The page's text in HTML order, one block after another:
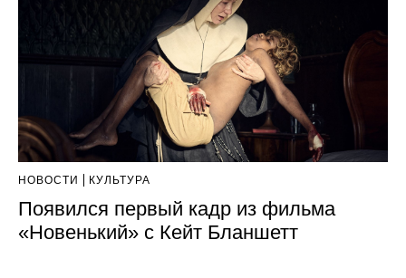
НОВОСТИ КУЛЬТУРА
Появился первый кадр из фильма
«Новенький» с Кейт Бланшетт